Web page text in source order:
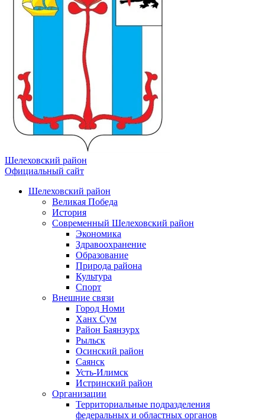
Шелеховский район
Официальный сайт
Шелеховский район
Великая Победа
История
Современный Шелеховский район
Экономика
Здравоохранение
Образование
Природа района
Культура
Спорт
Внешние связи
Город Номи
Ханх Сум
Район Баянзурх
Рыльск
Осинский район
Саянск
Усть-Илимск
Истринский район
Организации
Территориальные подразделения
федеральных и областных органов